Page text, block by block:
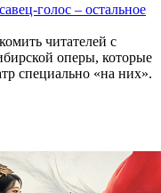
голос – остальное
читателей с
оперы, которые
специально «на них».